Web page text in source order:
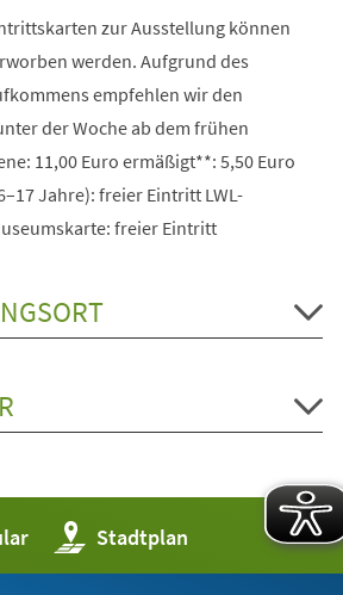
zur Ausstellung können
werden. Aufgrund des
empfehlen wir den
der Woche ab dem frühen
11,00 Euro ermäßigt**: 5,50 Euro
Jahre): freier Eintritt LWL-
freier Eintritt
Stadtplan
(Öffnet
in
einem